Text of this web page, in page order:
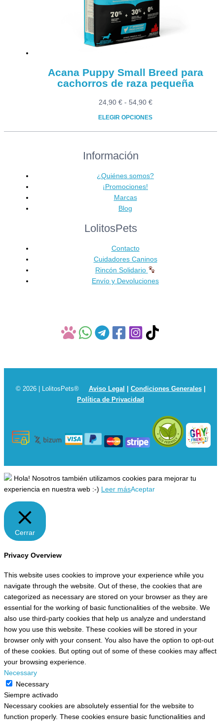
elegir
en
la
página
Acana Puppy Small Breed para
cachorros de raza pequeña
24,90 € - 54,90 €Rango
ELEGIR OPCIONES
Este
tiene
variantes.
Las
opciones
se
elegir
la
página
de
producto
Información
¿Quiénes somos?
¡Promociones!
Marcas
Blog
LolitosPets
Contacto
Cuidadores Caninos
Rincón Solidario
Envío y Devoluciones
© 2026 | LolitosPets® Aviso Legal Condiciones Generales|
Política de Privacidad
Hola! Nosotros también utilizamos cookies para mejorar tu
experiencia en nuestra web :-)
Leer másAceptar
Cerrar
Privacy Overview
This website uses cookies to improve your experience while you
navigate through the website. Out of these, the cookies that are
categorized as necessary are stored on your browser as they are
essential for the working of basic functionalities of the website. We
also use third-party cookies that help us analyze and understand
how you use this website. These cookies will be stored in your
browser only with your consent. You also have the option to opt-out
of these cookies. But opting out of some of these cookies may affect
your browsing experience.
Necessary
Necessary
Siempre activado
Necessary cookies are absolutely essential for the website to
function properly. These cookies ensure basic functionalities and